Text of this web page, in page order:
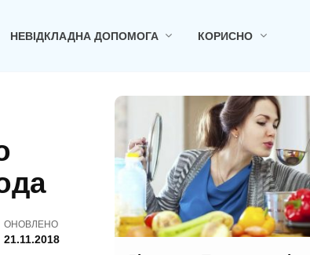
НЕВІДКЛАДНА ДОПОМОГА КОРИСНО
ОНОВЛЕНО
21.11.2018